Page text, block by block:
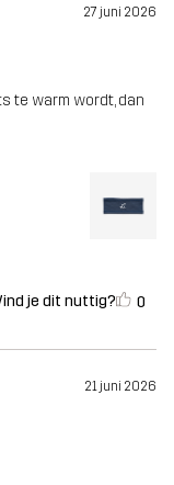
27 juni 2026
te warm wordt, dan
je dit nuttig? 0
21 juni 2026